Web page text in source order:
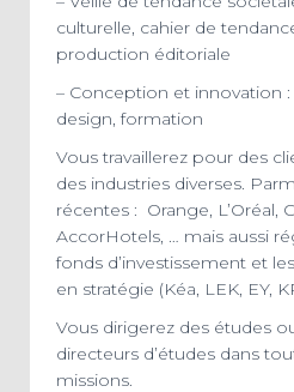
culturelle, cahier de
production éditoriale
– Conception et innovation
design, formation
Vous travaillerez pour des
des industries diverses.
récentes : Orange, L’Oréal,
AccorHotels, … mais aussi
fonds d’investissement et
en stratégie (Kéa, LEK, EY,
Vous dirigerez des études
directeurs d’études dans
missions.